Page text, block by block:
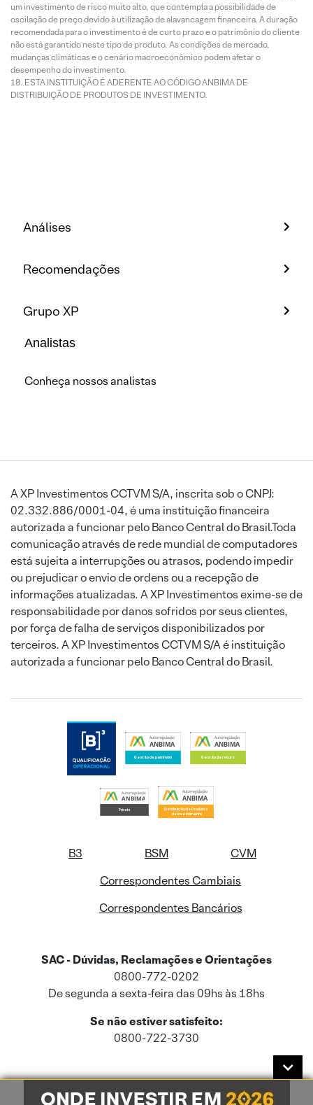
um investimento de risco muito alto, que contempla a possibilidade de
oscilação de preço devido à utilização de alavancagem financeira. A duração
recomendada para o investimento é de curto prazo e o patrimônio do cliente
não está garantido neste tipo de produto. As condições de mercado,
mudanças climáticas e o cenário macroeconômico podem afetar o
desempenho do investimento.
ESTA INSTITUIÇÃO É ADERENTE AO CÓDIGO ANBIMA DE
DISTRIBUIÇÃO DE PRODUTOS DE INVESTIMENTO.
Análises
Recomendações
Grupo XP
Analistas
Conheça nossos analistas
A XP Investimentos CCTVM S/A, inscrita sob o CNPJ:
02.332.886/0001-04, é uma instituição financeira
autorizada a funcionar pelo Banco Central do Brasil.Toda
comunicação através de rede mundial de computadores
está sujeita a interrupções ou atrasos, podendo impedir
ou prejudicar o envio de ordens ou a recepção de
informações atualizadas. A XP Investimentos exime-se de
responsabilidade por danos sofridos por seus clientes,
por força de falha de serviços disponibilizados por
terceiros. A XP Investimentos CCTVM S/A é instituição
autorizada a funcionar pelo Banco Central do Brasil.
B3 BSM
CVM
Correspondentes Cambiais
Correspondentes Bancários
SAC - Dúvidas, Reclamações e Orientações
0800-772-0202
De segunda a sexta-feira das 09hs às 18hs
Se não estiver satisfeito:
0800-722-3730
Este site usa cookies e dados pessoais de acordo com a nossaPolítica de
Cookies
e a nossaPolítica de Privacidade.